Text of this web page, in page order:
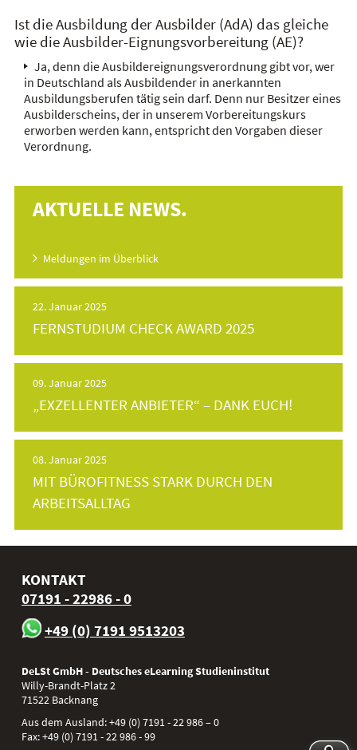
Ist die Ausbildung der Ausbilder (AdA) das gleiche
wie die Ausbilder-Eignungsvorbereitung (AE)?
Ja, denn die Ausbildereignungsverordnung gibt vor, wer
in Deutschland als Ausbildender in anerkannten
Ausbildungsberufen tätig sein darf. Denn nur Besitzer eines
Ausbilderscheins, der in unserem Vorbereitungskurs
erworben werden kann, entspricht den Vorgaben dieser
Verordnung.
AKTUELLE NEWS.
Meldungen im Überblick
22. Januar 2025
FERNSTUDIUM CHECK AWARD 2025
09. Januar 2025
„EXZELLENTER ANBIETER“ – DANK EUCH!
08. Januar 2025
MIT BÜROFITNESS STARK DURCH DEN
ARBEITSALLTAG
KONTAKT
07191 - 22986 - 0
+49 (0) 7191 9513203
DeLSt GmbH - Deutsches eLearning Studieninstitut
Willy-Brandt-Platz 2
71522 Backnang
Aus dem Ausland:+49 (0) 7191 - 22 986 – 0
Fax:+49 (0) 7191 - 22 986 - 99